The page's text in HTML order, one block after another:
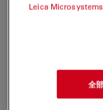
"可持续发展不是
运营和发展方式
士表示：
展。"徕卡显微系
Leica
全